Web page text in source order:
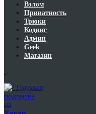
Взлом
Приватность
Трюки
Кодинг
Админ
Geek
Магазин
Годовая
подписка
на